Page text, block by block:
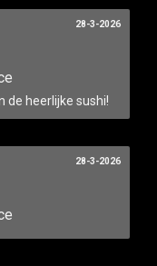
de heerlijke sushi!
28-3-2026
28-3-2026